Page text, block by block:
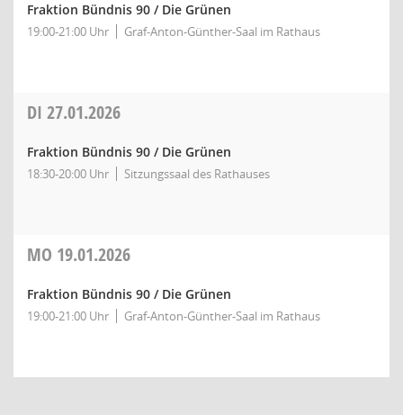
Fraktion Bündnis 90 / Die Grünen
19:00-21:00 Uhr Graf-Anton-Günther-Saal im Rathaus
DI 27.01.2026
Fraktion Bündnis 90 / Die Grünen
18:30-20:00 Uhr Sitzungssaal des Rathauses
MO 19.01.2026
Fraktion Bündnis 90 / Die Grünen
19:00-21:00 Uhr Graf-Anton-Günther-Saal im Rathaus